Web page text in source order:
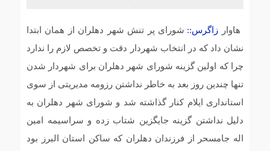
مرگ دومین مادر ایلامی در یک ماه آیا نظام سلامت هزینه
فرزند آوری را از جان مادران میگیرد؟
آمادگی کامل راهداری ایلام برای خدمات‌رسانی به زائران
مراسم وداع با رهبر شهید
هاوار زاگرس:: شورای پر تنش شهر دهلران از همان ابتدا
نشان داد که در انتخاب شهردار دقت و تخصص لازم را ندارد
چرا که اولین گزینه شورای شهر دهلران برای شهردار شدن
تنها چندین روز بعد به خاطر نداشتن رزومه مدیریتی از سوی
استانداری ایلام کنار گذاشته شد و شورای شهر دهلران به
دلیل نداشتن گزینه جایگزین شتاب زده و سراسیمه امین
اله جامسحر از فرزندان دهلران که ساکن استان البرز بود